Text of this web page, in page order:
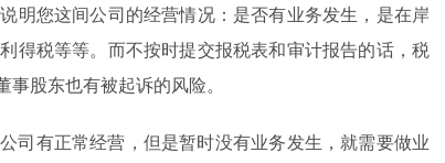
明您这间公司的经营情况：是否有业务发生，是在岸
得税等等。而不按时提交报税表和审计报告的话，税
股东也有被起诉的风险。
司有正常经营，但是暂时没有业务发生，就需要做业